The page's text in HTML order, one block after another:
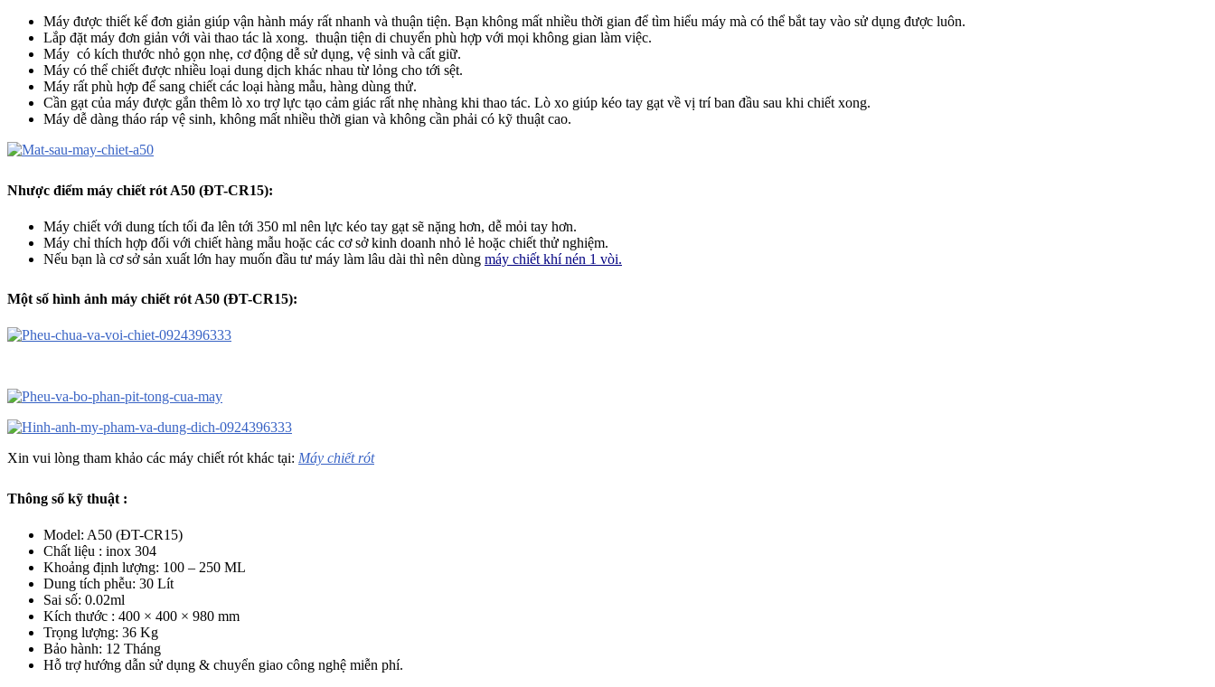
Máy được thiết kế đơn giản giúp vận hành máy rất nhanh và thuận tiện. Bạn không mất nhiều thời gian để tìm hiểu máy mà có thể bắt tay vào sử dụng được luôn.
Lắp đặt máy đơn giản với vài thao tác là xong. thuận tiện di chuyển phù hợp với mọi không gian làm việc.
Máy có kích thước nhỏ gọn nhẹ, cơ động dễ sử dụng, vệ sinh và cất giữ.
Máy có thể chiết được nhiều loại dung dịch khác nhau từ lỏng cho tới sệt.
Máy rất phù hợp để sang chiết các loại hàng mẫu, hàng dùng thử.
Cần gạt của máy được gắn thêm lò xo trợ lực tạo cảm giác rất nhẹ nhàng khi thao tác. Lò xo giúp kéo tay gạt về vị trí ban đầu sau khi chiết xong.
Máy dễ dàng tháo ráp vệ sinh, không mất nhiều thời gian và không cần phải có kỹ thuật cao.
Nhược điểm máy chiết rót A50 (ĐT-CR15):
Máy chiết với dung tích tối đa lên tới 350 ml nên lực kéo tay gạt sẽ nặng hơn, dễ mỏi tay hơn.
Máy chỉ thích hợp đối với chiết hàng mẫu hoặc các cơ sở kinh doanh nhỏ lẻ hoặc chiết thử nghiệm.
Nếu bạn là cơ sở sản xuất lớn hay muốn đầu tư máy làm lâu dài thì nên dùng máy chiết khí nén 1 vòi.
Một số hình ảnh máy chiết rót A50 (ĐT-CR15):
Xin vui lòng tham khảo các máy chiết rót khác tại: Máy chiết rót
Thông số kỹ thuật :
Model: A50 (ĐT-CR15)
Chất liệu : inox 304
Khoảng định lượng: 100 – 250 ML
Dung tích phễu: 30 Lít
Sai số: 0.02ml
Kích thước : 400 × 400 × 980 mm
Trọng lượng: 36 Kg
Bảo hành: 12 Tháng
Hỗ trợ hướng dẫn sử dụng & chuyển giao công nghệ miễn phí.